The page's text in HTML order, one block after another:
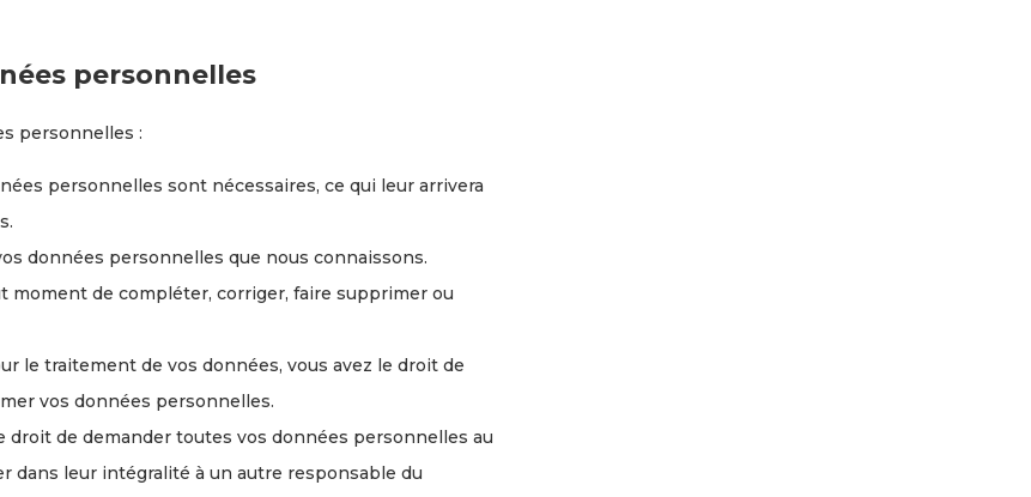
personnelles
personnelles :
personnelles sont nécessaires, ce qui leur arrivera
données personnelles que nous connaissons.
moment de compléter, corriger, faire supprimer ou
le traitement de vos données, vous avez le droit de
vos données personnelles.
droit de demander toutes vos données personnelles au
dans leur intégralité à un autre responsable du